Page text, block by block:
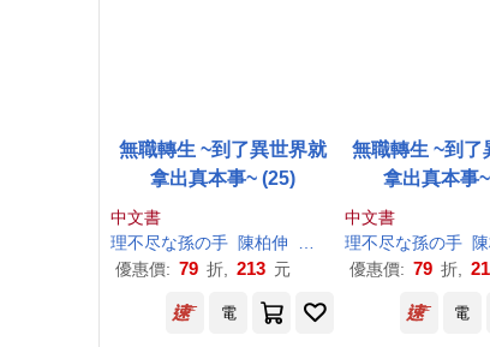
無職轉生 ~到了異世界就
拿出真本事~ (25)
中文書
理不尽な孫の手 陳柏伸
シロタカ
優惠價: 79 折, 213 元
無職轉生 ~到了
拿出真本事
中文書
理不尽な孫の手
優惠價: 79 折,
電 電